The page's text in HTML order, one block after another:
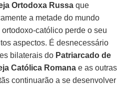
Ortodoxa Russa que
a metade do mundo
católico perde o seu
aspectos. É desnecessário
bilaterais do Patriarcado de
Católica Romana e as outras
continuarão a se desenvolver